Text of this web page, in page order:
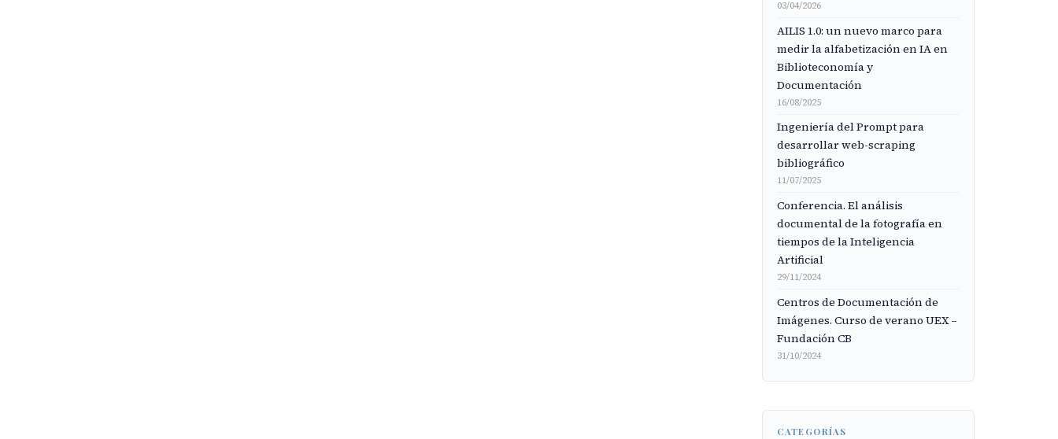
03/04/2026
AILIS 1.0: un nuevo marco para
medir la alfabetización en IA en
Biblioteconomía y
Documentación
16/08/2025
Ingeniería del Prompt para
desarrollar web-scraping
bibliográfico
11/07/2025
Conferencia. El análisis
documental de la fotografía en
tiempos de la Inteligencia
Artificial
29/11/2024
Centros de Documentación de
Imágenes. Curso de verano UEX –
Fundación CB
31/10/2024
CATEGORÍAS